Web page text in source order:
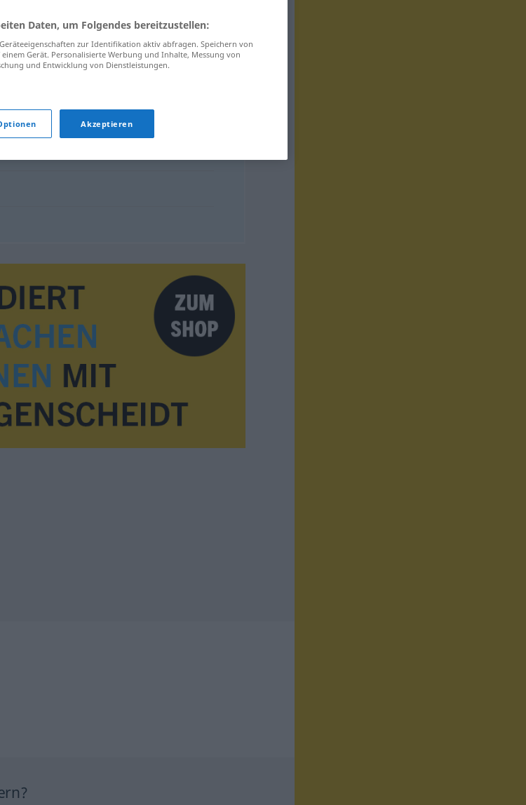
vorabDaten, um Folgendes bereitzustellen:
zur Identifikation aktiv abfragen. Speichern von
Gerät. Personalisierte Werbung und Inhalte, Messung von
und Entwicklung von Dienstleistungen.
Akzeptieren